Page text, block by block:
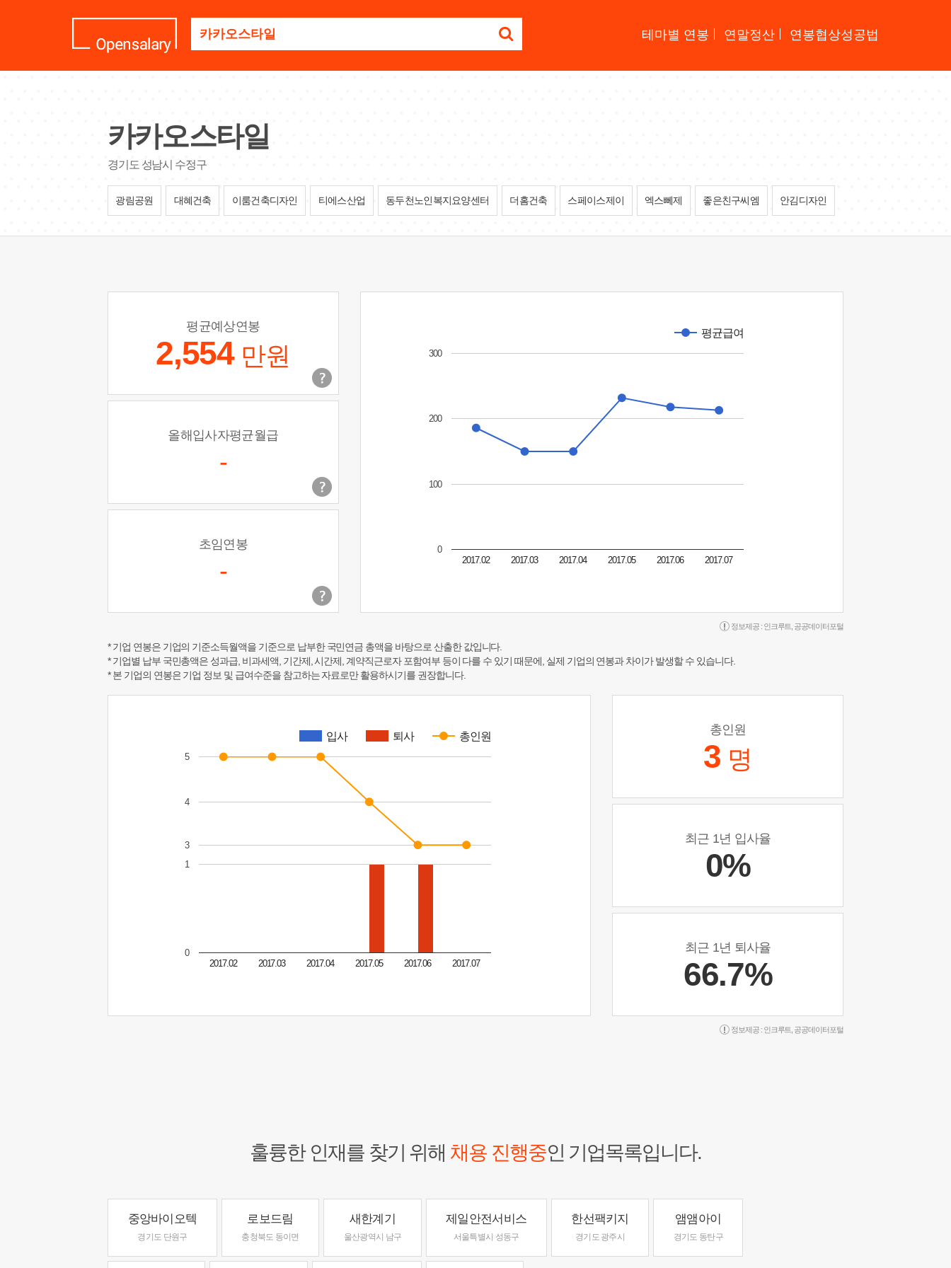
명
요
테마별 연봉 연말정산 연봉협상성공법
카카오스타일
경기도 성남시 수정구
광림공원 대혜건축 이룸건축디자인 티에스산업 동두천노인복지요양센터 더홈건축 스페이스제이 엑스뻬제 좋은친구씨엠 안김디자인
평균예상연봉
2,554 만원
올해입사자평균월급
-
초임연봉
-
평균급여
2017.02 2017.03 2017.04 2017.05 2017.06 2017.07
0
100
200
300
정보제공 : 인크루트 공공데이터포털
* 기업 연봉은 기업의 기준소득월액을 기준으로 납부한 국민연금 총액을 바탕으로 산출한 값입니다.
* 기업별 납부 국민총액은 성과급, 비과세액, 기간제, 시간제, 계약직근로자 포함여부 등이 다를 수 있기 때문에, 실제 기업의 연봉과 차이가 발생할 수 있습니다.
* 본 기업의 연봉은 기업 정보 및 급여수준을 참고하는 자료로만 활용하시기를 권장합니다.
입사 퇴사 총인원
2017.02 2017.03 2017.04 2017.05 2017.06 2017.07
0
1
3
4
5
총인원
3 명
최근 1년 입사율
0%
최근 1년 퇴사율
66.7%
정보제공 : 인크루트 공공데이터포털
훌륭한 인재를 찾기 위해 채용 진행중인 기업목록입니다.
중앙바이오텍
경기도 단원구
로보드림
충청북도 동이면
새한계기
울산광역시 남구
제일안전서비스
서울특별시 성동구
한선팩키지
경기도 광주시
앰앰아이
경기도 동탄구